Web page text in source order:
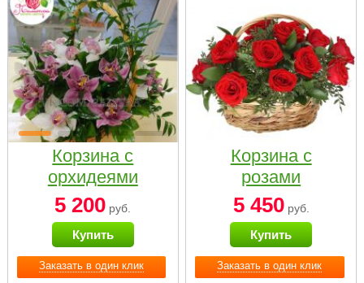
Заказать в один клик
Корзина с
орхидеями
малая
5 200 руб.
Купить
Заказать в один клик
Корзина с
розами
«Красный
Париж»
5 450руб.
Купить